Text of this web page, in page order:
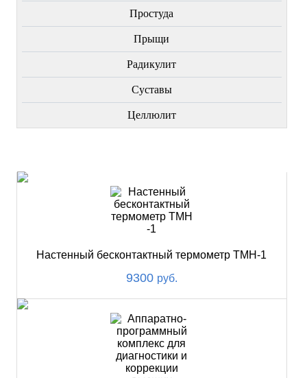
Простуда
Прыщи
Радикулит
Суставы
Целлюлит
Настенный бесконтактный термометр ТМН-1
9300 руб.